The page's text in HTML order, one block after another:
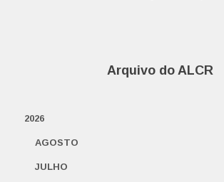
Arquivo do ALCR
2026
AGOSTO
JULHO